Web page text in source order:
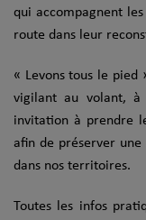
qui accompagnent
route dans leur
« Levons tous le pied
vigilant au volant, à
invitation à prendre
afin de préserver une
dans nos territoires.
Toutes les infos